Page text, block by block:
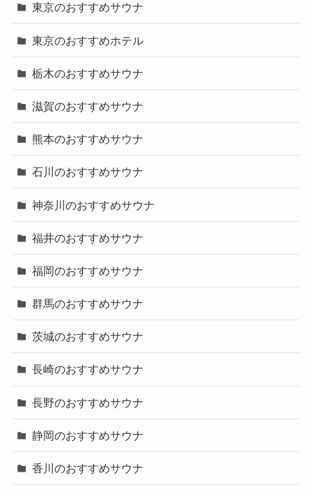
東京のおすすめサウナ
東京のおすすめホテル
栃木のおすすめサウナ
滋賀のおすすめサウナ
熊本のおすすめサウナ
石川のおすすめサウナ
神奈川のおすすめサウナ
福井のおすすめサウナ
福岡のおすすめサウナ
群馬のおすすめサウナ
茨城のおすすめサウナ
長崎のおすすめサウナ
長野のおすすめサウナ
静岡のおすすめサウナ
香川のおすすめサウナ